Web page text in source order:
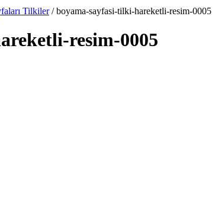
Tilkiler/ boyama-sayfasi-tilki-hareketli-resim-0005
resim-0005